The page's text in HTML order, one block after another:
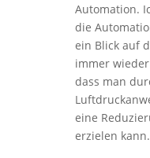
Automation.
die
ein Blick auf
immer
dass man
eine
erzielen kann.